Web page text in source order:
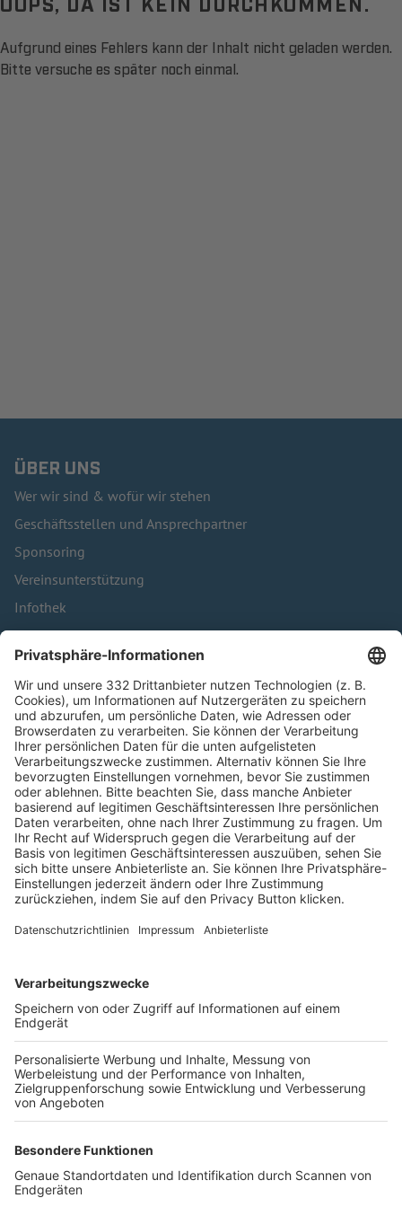
Aufgrund eines Fehlers kann der Inhalt nicht geladen werden.
Bitte versuche es später noch einmal.
ÜBER UNS
Wer wir sind & wofür wir stehen
Geschäftsstellen und Ansprechpartner
Sponsoring
Vereinsunterstützung
Infothek
Kontakt
HÄUFIG BESUCHTE SEITEN
Pässe und Vereinswechsel
Trainerausbildung
Schulungsangebot Vereinsmitarbeiter
BFV-Geschäftsstellen
Trainerbörse
Login SpielPlus
FOLGE DEM BFV
TOP-VEREINE
TOP-PARTNER